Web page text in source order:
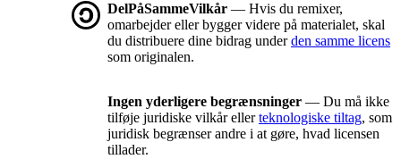
DelPåSammeVilkår — Hvis du remixer,
omarbejder eller bygger videre på materialet, skal
du distribuere dine bidrag underden samme licens
som originalen.
Ingen yderligere begrænsninger — Du må ikke
tilføje juridiske vilkår ellerteknologiske tiltag, som
juridisk begrænser andre i at gøre, hvad licensen
tillader.